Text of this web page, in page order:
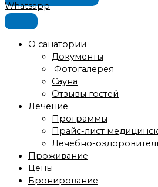
Whatsapp
О санатории
Документы
Фотогалерея
Сауна
Отзывы гостей
Лечение
Программы
Прайс-лист
Лечебно-
Проживание
Цены
Бронирование